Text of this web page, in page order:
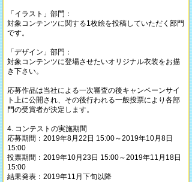
「イラスト」部門：
対象コンテンツに関する1枚絵を投稿していただく部門
です。
「デザイン」部門：
対象コンテンツに登場させたいオリジナル衣装をお描
き下さい。
応募作品は当社による一次審査の後キャンペーンサイ
ト上に公開され、その後行われる一般投票により各部
門の受賞者が決定します。
4. コンテストの実施期間
応募期間：2019年8月22日 15:00～2019年10月8日
15:00
投票期間：2019年10月23日 15:00～2019年11月18日
15:00
結果発表：2019年11月下旬以降